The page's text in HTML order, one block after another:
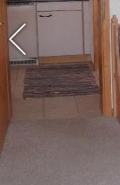
Kössen.
Wir würden
unsere
Ihre Familie